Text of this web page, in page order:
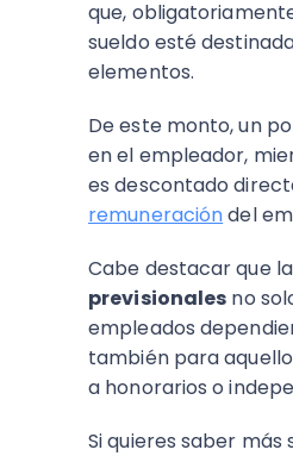
que,
sueldo esté
elementos.
De este monto, un
en el empleador,
es descontado
remuneracióndel
Cabe destacar que
previsionales no
empleados
también para
a honorarios o
Si quieres saber más